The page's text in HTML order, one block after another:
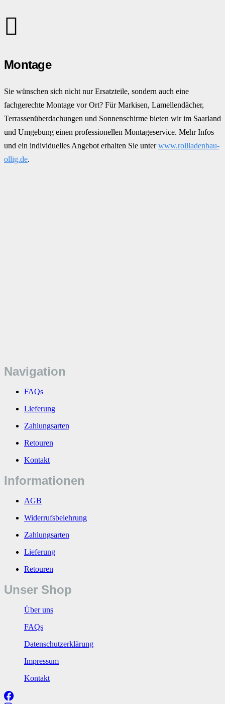
Montage
Sie wünschen sich nicht nur Ersatzteile, sondern auch eine
fachgerechte Montage vor Ort? Für Markisen, Lamellendächer,
Terrassenüberdachungen und Sonnenschirme bieten wir im Saarland
und Umgebung einen professionellen Montageservice. Mehr Infos
und ein individuelles Angebot erhalten Sie unterwww.rollladenbau-
ollig.de.
Navigation
FAQs
Lieferung
Zahlungsarten
Retouren
Kontakt
Informationen
AGB
Widerrufsbelehrung
Zahlungsarten
Lieferung
Retouren
Unser Shop
Über uns
FAQs
Datenschutzerklärung
Impressum
Kontakt